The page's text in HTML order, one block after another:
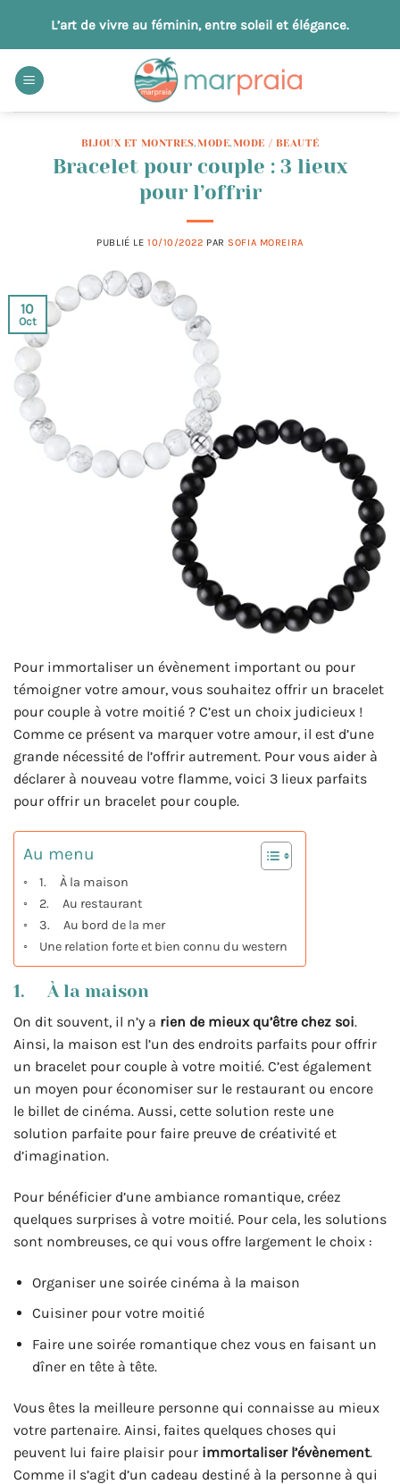
contenu
L’art de vivre au féminin, entre soleil et élégance.
BIJOUX ET MONTRES,MODE,MODE / BEAUTÉ
Bracelet pour couple : 3 lieux
pour l’offrir
PUBLIÉ LE 10/10/2022 PARSOFIA MOREIRA
10
Oct
Pour immortaliser un évènement important ou pour
témoigner votre amour, vous souhaitez offrir un bracelet
pour couple à votre moitié ? C’est un choix judicieux !
Comme ce présent va marquer votre amour, il est d’une
grande nécessité de l’offrir autrement. Pour vous aider à
déclarer à nouveau votre flamme, voici 3 lieux parfaits
pour offrir un bracelet pour couple.
Au menu
1. À la maison
2. Au restaurant
3. Au bord de la mer
Une relation forte et bien connu du western
1. À la maison
On dit souvent, il n’y a rien de mieux qu’être chez soi.
Ainsi, la maison est l’un des endroits parfaits pour offrir
un bracelet pour couple à votre moitié. C’est également
un moyen pour économiser sur le restaurant ou encore
le billet de cinéma. Aussi, cette solution reste une
solution parfaite pour faire preuve de créativité et
d’imagination.
Pour bénéficier d’une ambiance romantique, créez
quelques surprises à votre moitié. Pour cela, les solutions
sont nombreuses, ce qui vous offre largement le choix :
Organiser une soirée cinéma à la maison
Cuisiner pour votre moitié
Faire une soirée romantique chez vous en faisant un
dîner en tête à tête.
Vous êtes la meilleure personne qui connaisse au mieux
votre partenaire. Ainsi, faites quelques choses qui
peuvent lui faire plaisir pour immortaliser l’évènement.
Comme il s’agit d’un cadeau destiné à la personne à qui